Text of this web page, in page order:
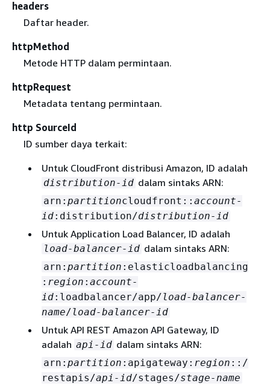
headers
Daftar header.
httpMethod
Metode HTTP dalam permintaan.
httpRequest
Metadata tentang permintaan.
http SourceId
ID sumber daya terkait:
Untuk CloudFront distribusi Amazon, ID adalah
distribution-id dalam sintaks ARN:
arn: partitioncloudfront:: account-
id:distribution/distribution-id
Untuk Application Load Balancer, ID adalah
load-balancer-id dalam sintaks ARN:
arn: partition :elasticloadbalancing
: region : account-
id:loadbalancer/app/load-balancer-
name/load-balancer-id
Untuk API REST Amazon API Gateway, ID
adalah api-id dalam sintaks ARN:
arn: partition :apigateway: region ::/
restapis/api-id/stages/stage-name